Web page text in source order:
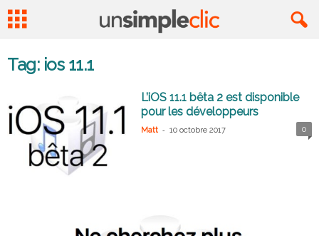
Tag: ios 11.1
L’iOS 11.1 bêta 2 est disponible
pour les développeurs
Matt - 10 octobre 2017 0